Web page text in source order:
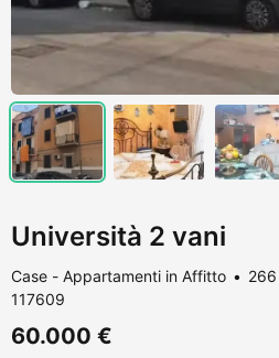
Università 2 vani
Case - Appartamenti in Affitto
117609
60.000 €